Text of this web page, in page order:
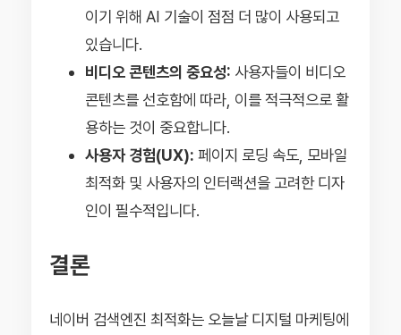
이기 위해 AI 기술이 점점 더 많이 사용되고
있습니다.
비디오 콘텐츠의 중요성: 사용자들이 비디오
콘텐츠를 선호함에 따라, 이를 적극적으로 활
용하는 것이 중요합니다.
사용자 경험(UX): 페이지 로딩 속도, 모바일
최적화 및 사용자의 인터랙션을 고려한 디자
인이 필수적입니다.
결론
네이버 검색엔진 최적화는 오늘날 디지털 마케팅에